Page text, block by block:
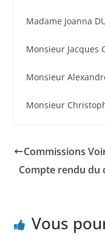
Madame Joanna
Monsieur Jacques
Monsieur
Monsieur
Commissions
Compte rendu du
Vous